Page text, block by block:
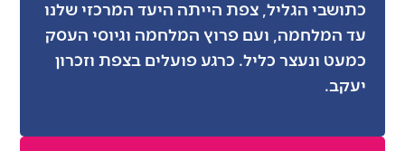
כתושבי הגליל, צפת הייתה היעד המרכזי שלנו
עד המלחמה, ועם פרוץ המלחמה וגיוסי העסק
כמעט ונעצר כליל. כרגע פועלים בצפת וזכרון
יעקב.